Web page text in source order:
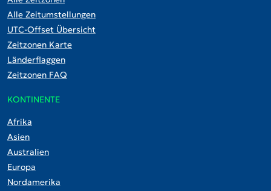
Alle Zeitumstellungen
UTC-Offset Übersicht
Zeitzonen Karte
Länderflaggen
Zeitzonen FAQ
KONTINENTE
Afrika
Asien
Australien
Europa
Nordamerika